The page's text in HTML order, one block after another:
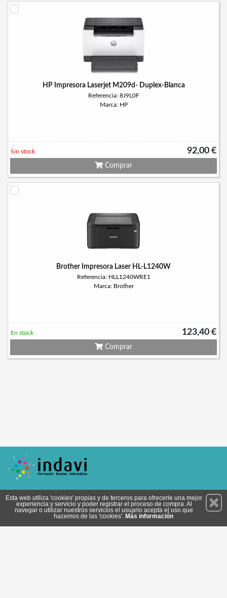
HP Impresora Laserjet M209d- Duplex-Blanca
Referencia: 8J9L0F
Marca: HP
92,00 €
Sin stock
Comprar
Brother Impresora Laser HL-L1240W
Referencia: HLL1240WRE1
Marca: Brother
123,40 €
En stock
Comprar
Suscríbete
Esta web utiliza 'cookies' propias y de terceros para ofrecerle una mejor
experiencia y servicio y poder registrar el proceso de compra. Al
navegar o utilizar nuestros servicios el usuario acepta el uso que
hacemos de las 'cookies'. Más información